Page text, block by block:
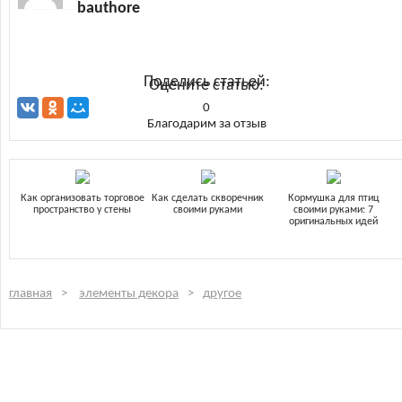
bauthore
Поделись статьей:
Оцените статью:
0
Благодарим за отзыв
Как организовать торговое
пространство у стены
Как сделать скворечник
своими руками
Кормушка для птиц
своими руками: 7
оригинальных идей
главная элементы декора другое